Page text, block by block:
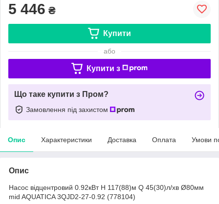
5 446 ₴
Купити
або
Купити з
Що таке купити з Пром?
Замовлення під захистом
Опис Характеристики Доставка Оплата Умови
Опис
Насос відцентровий 0.92кВт H 117(88)м Q 45(30)л/хв Ø80мм
mid AQUATICA 3QJD2-27-0.92 (778104)